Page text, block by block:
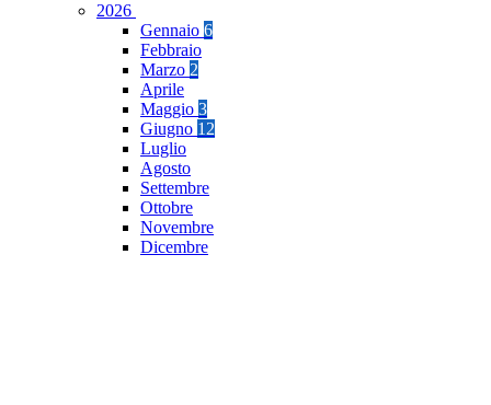
2026
Gennaio 6
Febbraio
Marzo 2
Aprile
Maggio 3
Giugno 12
Luglio
Agosto
Settembre
Ottobre
Novembre
Dicembre